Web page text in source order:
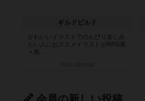
ギルドビルド
かわいいイラストでのんびり楽しみ
たい人におススメイラストがRPG風
＋鳥...